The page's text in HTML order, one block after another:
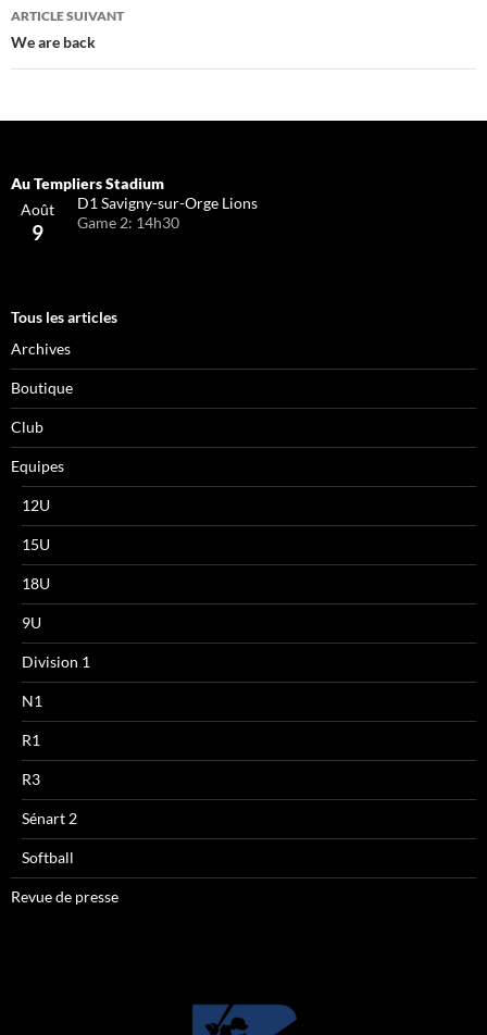
ARTICLE SUIVANT
We are back
Août
9
D1 Savigny-sur-Orge Lions
Game 2: 14h30
Tous les articles
Archives
Boutique
Club
Equipes
12U
15U
18U
9U
Division 1
N1
R1
R3
Sénart 2
Softball
Revue de presse